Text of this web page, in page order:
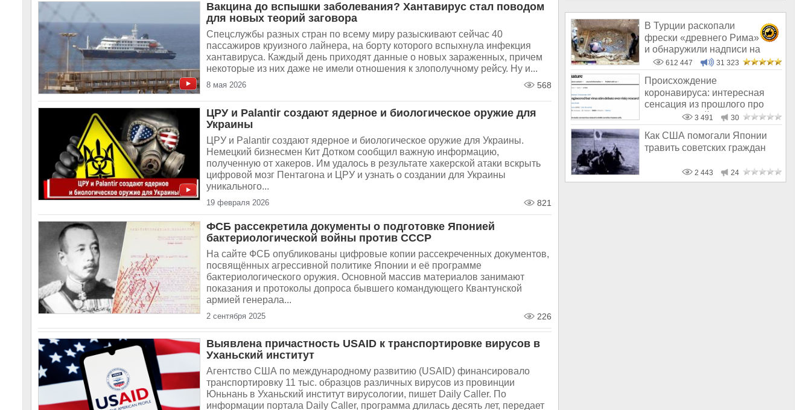
Вакцина до вспышки заболевания? Хантавирус стал поводом
для новых теорий заговора
Спецслужбы разных стран по всему миру разыскивают сейчас 40
пассажиров круизного лайнера, на борту которого вспыхнула инфекция
хантавируса. Каждый день приходят данные о новых зараженных, причем
некоторые из них даже не имели отношения к злополучному рейсу. Ну и...
8 мая 2026 568
ЦРУ и Palantir создают ядерное и биологическое оружие для
Украины
ЦРУ и Palantir создают ядерное и биологическое оружие для Украины.
Немецкий бизнесмен Кит Дотком сообщил важную информацию,
полученную от хакеров. Им удалось в результате хакерской атаки вскрыть
цифровой мозг Пентагона и ЦРУ и узнать о создании для Украины
уникального...
19 февраля 2026 821
ФСБ рассекретила документы о подготовке Японией
бактериологической войны против СССР
На сайте ФСБ опубликованы цифровые копии рассекреченных документов,
посвящённых агрессивной политике Японии и её программе
бактериологического оружия. Основной массив материалов занимают
показания и протоколы допроса бывшего командующего Квантунской
армией генерала...
2 сентября 2025 226
Выявлена причастность USAID к транспортировке вирусов в
Уханьский институт
Агентство США по международному развитию (USAID) финансировало
транспортировку 11 тыс. образцов различных вирусов из провинции
Юньнань в Уханьский институт вирусологии, пишет Daily Caller. По
информации портала Daily Caller, программа длилась десять лет, передает
В Турции раскопали
фрески «древнего Рима»
и обнаружили надписи на
Русском!
612 447 31 323
Происхождение
коронавируса: интересная
сенсация из прошлого про
«смертельный» вирус
3 491 30
Как США помогали Японии
травить советских граждан
2 443 24